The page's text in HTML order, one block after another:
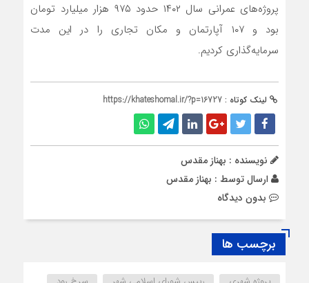
پروژه‌های عمرانی سال ۱۴۰۲ حدود ۹۷۵ هزار میلیارد تومان
بود و ۱۰۷ آپارتمان و مکان تجاری را در این مدت
سرمایه‌گذاری کردیم.
لینک کوتاه : https://khateshomal.ir/?p=16727
نویسنده : بهناز مقدس
ارسال توسط : بهناز مقدس
بدون دیدگاه
برچسب ها